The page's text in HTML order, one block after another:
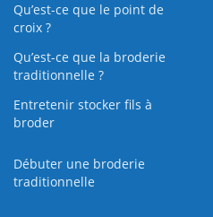
Qu’est-ce que le point de
croix ?
Qu’est-ce que la broderie
traditionnelle ?
Entretenir stocker fils à
broder
Débuter une broderie
traditionnelle